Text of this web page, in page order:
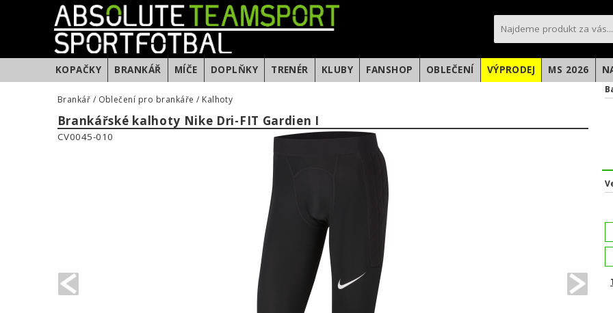
KOPAČKY BRANKÁŘ MÍČE DOPLŇKY TRENÉR KLUBY FANSHOP OBLEČENÍ VÝPRODEJ MS 2026
Brankář / Oblečení pro brankáře / Kalhoty
Brankářské kalhoty Nike Dri-FIT Gardien I
CV0045-010